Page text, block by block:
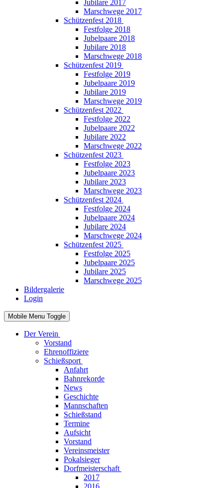
Jubilare 2017
Marschwege 2017
Schützenfest 2018
Festfolge 2018
Jubelpaare 2018
Jubilare 2018
Marschwege 2018
Schützenfest 2019
Festfolge 2019
Jubelpaare 2019
Jubilare 2019
Marschwege 2019
Schützenfest 2022
Festfolge 2022
Jubelpaare 2022
Jubilare 2022
Marschwege 2022
Schützenfest 2023
Festfolge 2023
Jubelpaare 2023
Jubilare 2023
Marschwege 2023
Schützenfest 2024
Festfolge 2024
Jubelpaare 2024
Jubilare 2024
Marschwege 2024
Schützenfest 2025
Festfolge 2025
Jubelpaare 2025
Jubilare 2025
Marschwege 2025
Bildergalerie
Login
Mobile Menu Toggle
Der Verein
Vorstand
Ehrenoffiziere
Schießsport
Anfahrt
Bahnrekorde
News
Geschichte
Mannschaften
Schießstand
Termine
Aufsicht
Vorstand
Vereinsmeister
Pokalsieger
Dorfmeisterschaft
2017
2016